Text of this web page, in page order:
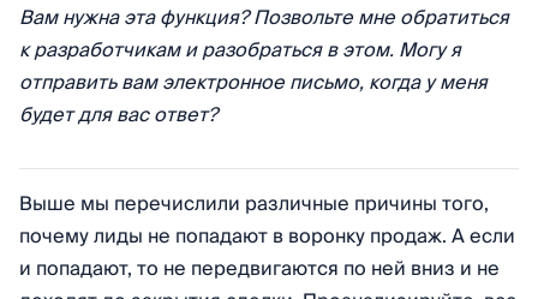
Вам нужна эта функция? Позвольте мне обратиться
к разработчикам и разобраться в этом. Могу я
отправить вам электронное письмо, когда у меня
будет для вас ответ?
Выше мы перечислили различные причины того,
почему лиды не попадают в воронку продаж. А если
и попадают, то не передвигаются по ней вниз и не